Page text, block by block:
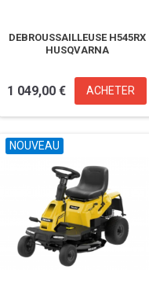
DEBROUSSAILLEUSE H545RX
HUSQVARNA
1 049,00 € ACHETER
NOUVEAU